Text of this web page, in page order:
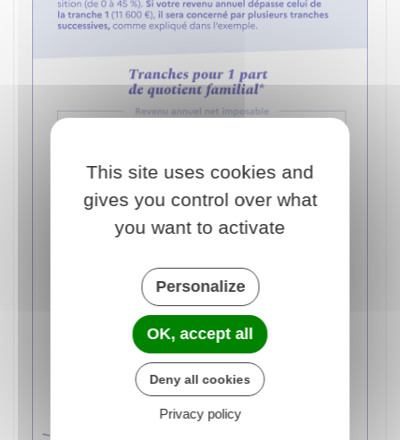
This site uses cookies and
gives you control over what
you want to activate
Personalize
OK, accept all
Deny all cookies
Privacy policy